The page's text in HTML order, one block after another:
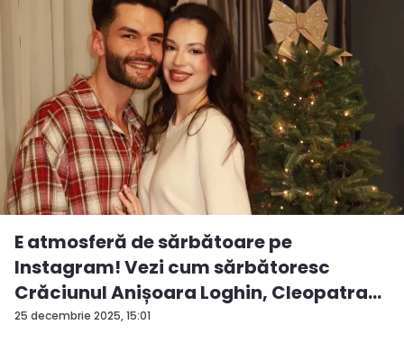
25 decembrie 2025, 15:01
E atmosferă de sărbătoare pe
Instagram! Vezi cum sărbătoresc
Crăciunul Anișoara Loghin, Cleopatra
S...